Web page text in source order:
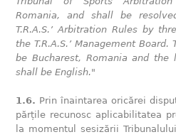
Romania, and shall be
T.R.A.S.’ Arbitration Rules by
the T.R.A.S.’ Management
be Bucharest, Romania and
shall be English."
1.6. Prin înaintarea oricărei
părțile recunosc aplicabilitatea
la momentul sesizării